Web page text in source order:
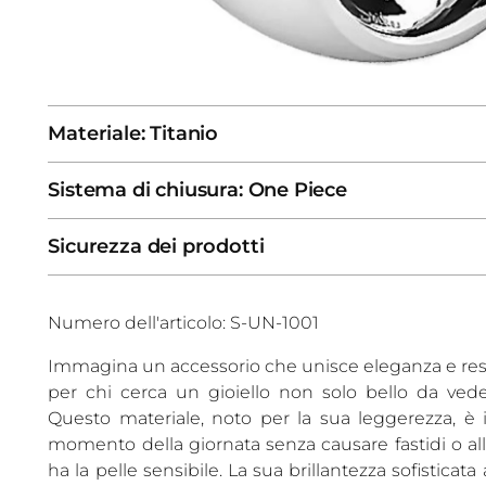
Materiale: Titanio
Sistema di chiusura: One Piece
Sicurezza dei prodotti
Numero dell'articolo: S-UN-1001
Immagina un accessorio che unisce eleganza e
per chi cerca un gioiello non solo bello da
Questo materiale, noto per la sua leggerezza,
momento della giornata senza causare fastidi o
ha la pelle sensibile. La sua brillantezza